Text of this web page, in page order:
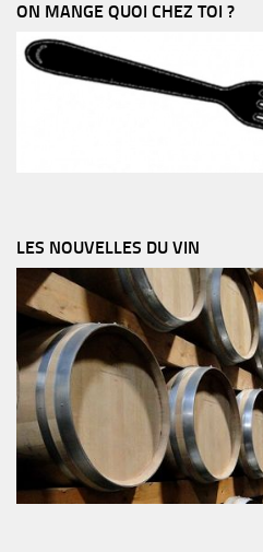
ON MANGE QUOI CHEZ TOI ?
LES NOUVELLES DU VIN